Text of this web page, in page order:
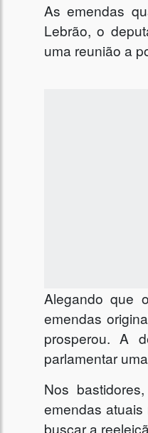
As emendas
Lebrão, o
uma reunião a
Alegando que
emendas
prosperou. A
parlamentar
Nos
emendas
buscar a